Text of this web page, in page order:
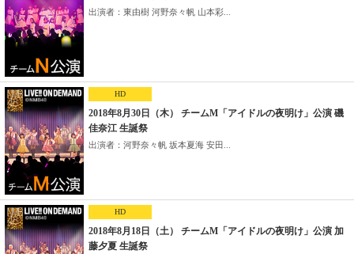
出演者：東由樹 河野奈々帆 山本彩...
HD
2018年8月30日（木） チームM「アイドルの夜明け」公演 磯
佳奈江 生誕祭
出演者：河野奈々帆 坂本夏海 安田...
HD
2018年8月18日（土） チームM「アイドルの夜明け」公演 加
藤夕夏 生誕祭